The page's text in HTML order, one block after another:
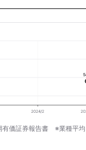
2024/2
価証券報告書 ※業種平均